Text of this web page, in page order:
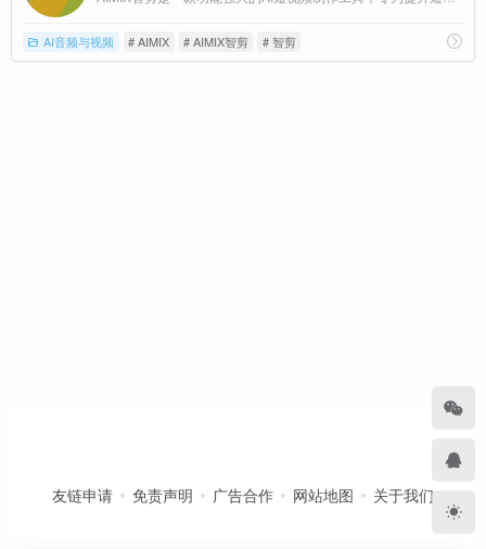
AI音频与视频 # AIMIX # AIMIX智剪 # 智剪
友链申请 免责声明 广告合作 网站地图 关于我们